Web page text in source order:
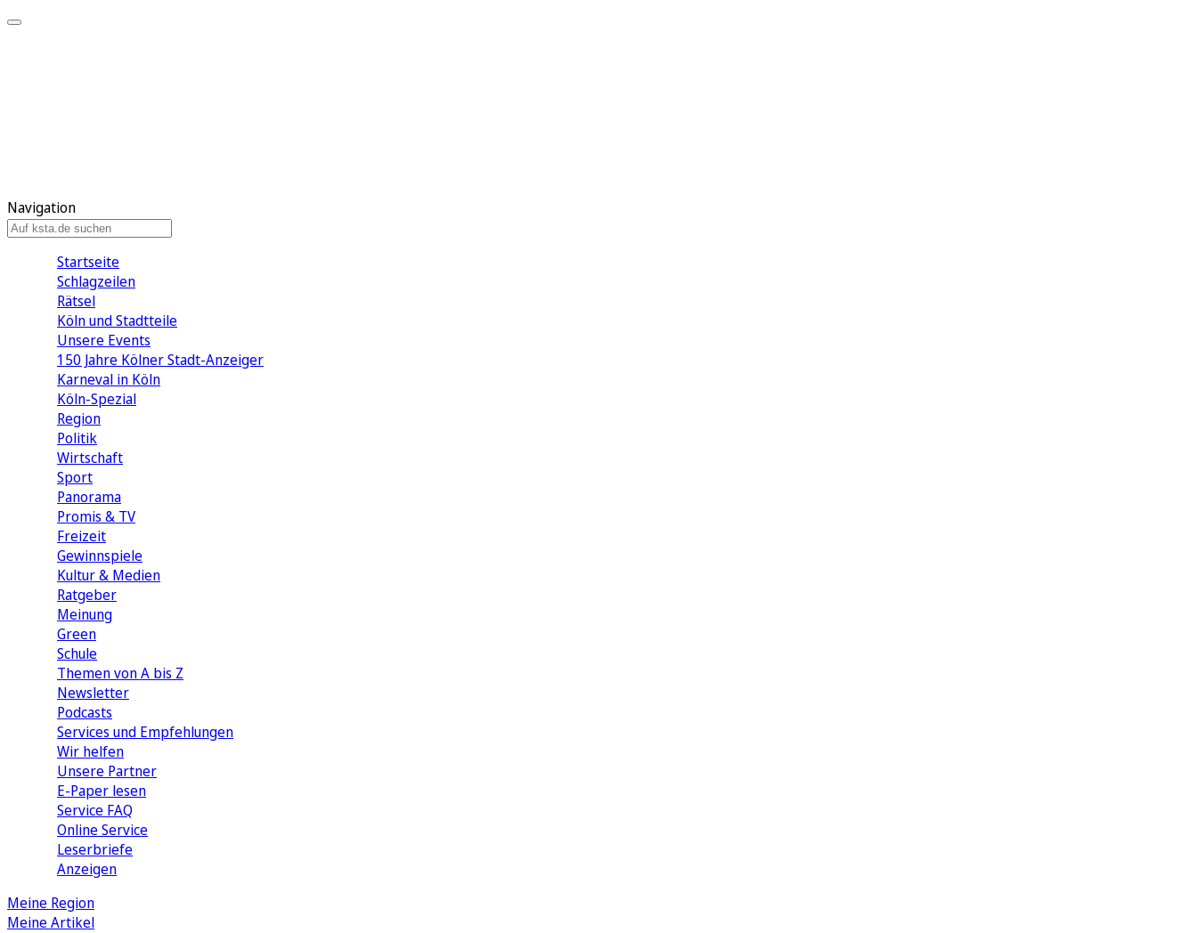
Navigation
Startseite
Schlagzeilen
Rätsel
Köln und Stadtteile
Unsere Events
150 Jahre Kölner Stadt-Anzeiger
Karneval in Köln
Köln-Spezial
Region
Politik
Wirtschaft
Sport
Panorama
Promis & TV
Freizeit
Gewinnspiele
Kultur & Medien
Ratgeber
Meinung
Green
Schule
Themen von A bis Z
Newsletter
Podcasts
Services und Empfehlungen
Wir helfen
Unsere Partner
E-Paper lesen
Service FAQ
Online Service
Leserbriefe
Anzeigen
Meine Region
Meine Artikel